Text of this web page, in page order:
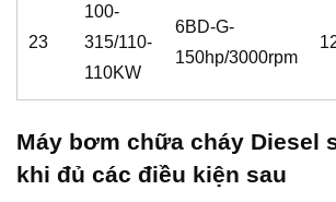
23
100-
315/110-
110KW
6BD-G-
150hp/3000rpm
Máy bơm chữa cháy Diesel
khi đủ các điều kiện sau